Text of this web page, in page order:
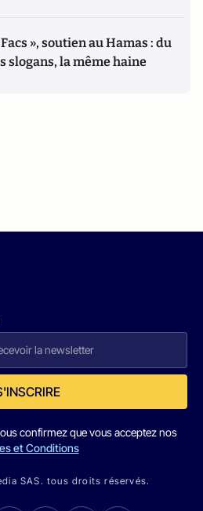
», soutien au Hamas : du
slogans, la même haine
confirmez que vous acceptez nos
et Conditions
SAS. tous droits réservés.